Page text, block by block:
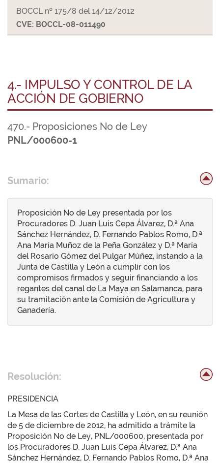
BOCCL nº 175/8 del 14/12/2012
CVE: BOCCL-08-011490
4.- IMPULSO Y CONTROL DE LA
ACCIÓN DE GOBIERNO
470.- Proposiciones No de Ley
PNL/000600-1
Sumario:
Proposición No de Ley presentada por los
Procuradores D. Juan Luis Cepa Álvarez, D.ª Ana
Sánchez Hernández, D. Fernando Pablos Romo, D.ª
Ana María Muñoz de la Peña González y D.ª María
del Rosario Gómez del Pulgar Múñez, instando a la
Junta de Castilla y León a cumplir con los
compromisos firmados y seguir financiando a los
regantes del canal de La Maya en Salamanca, para
su tramitación ante la Comisión de Agricultura y
Ganadería.
Resolución:
PRESIDENCIA
La Mesa de las Cortes de Castilla y León, en su reunión
de 5 de diciembre de 2012, ha admitido a trámite la
Proposición No de Ley, PNL/000600, presentada por
los Procuradores D. Juan Luis Cepa Álvarez, D.ª Ana
Sánchez Hernández, D. Fernando Pablos Romo, D.ª Ana